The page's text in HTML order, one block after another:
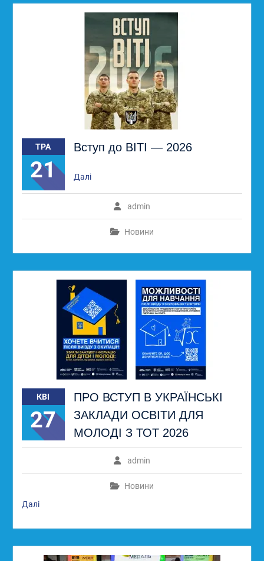
ТРА
21
Вступ до ВІТІ — 2026
admin
Новини
Далі
КВІ
27
ПРО ВСТУП В УКРАЇНСЬКІ
ЗАКЛАДИ ОСВІТИ ДЛЯ
МОЛОДІ З ТОТ 2026
admin
Новини
Далі